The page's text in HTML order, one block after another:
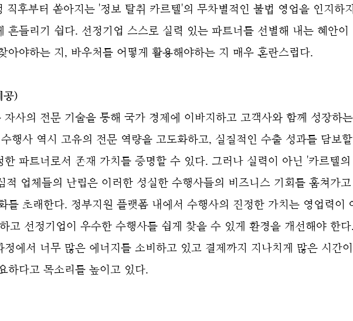
직후부터 쏟아지는 '정보 탈취 카르텔'의 무차별적인 불법 영업을 인지하
흔들리기 쉽다. 선정기업 스스로 실력 있는 파트너를 선별해 내는 혜안이
아야하는 지, 바우처를 어떻게 활용해야하는 지 매우 혼란스럽다.
공)
사의 전문 기술을 통해 국가 경제에 이바지하고 고객사와 함께 성장하
행사 역시 고유의 전문 역량을 고도화하고, 실질적인 수출 성과를 담보
파트너로서 존재 가치를 증명할 수 있다. 그러나 실력이 아닌 '카르텔의
적 업체들의 난립은 이러한 성실한 수행사들의 비즈니스 기회를 훔쳐가
를 초래한다. 정부지원 플랫폼 내에서 수행사의 진정한 가치는 영업력이
고 선정기업이 우수한 수행사를 쉽게 찾을 수 있게 환경을 개선해야 한
에서 너무 많은 에너지를 소비하고 있고 결제까지 지나치게 많은 시간
하다고 목소리를 높이고 있다.